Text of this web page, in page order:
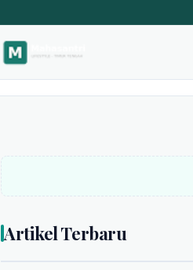
Mahasantri.
Artikel Terbaru